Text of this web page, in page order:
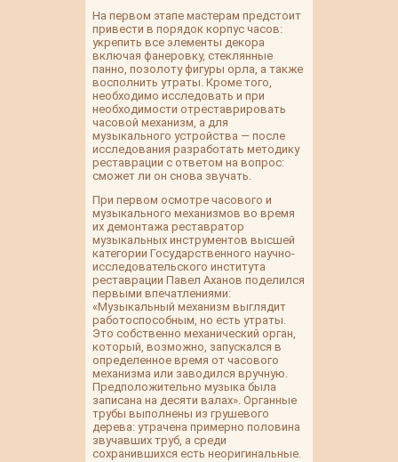
На первом этапе мастерам предстоит
привести в порядок корпус часов:
укрепить все элементы декора
включая фанеровку, стеклянные
панно, позолоту фигуры орла, а также
восполнить утраты. Кроме того,
необходимо исследовать и при
необходимости отреставрировать
часовой механизм, а для
музыкального устройства — после
исследования разработать методику
реставрации с ответом на вопрос:
сможет ли он снова звучать.
При первом осмотре часового и
музыкального механизмов во время
их демонтажа реставратор
музыкальных инструментов высшей
категории Государственного научно-
исследовательского института
реставрации Павел Аханов поделился
первыми впечатлениями:
«Музыкальный механизм выглядит
работоспособным, но есть утраты.
Это собственно механический орган,
который, возможно, запускался в
определенное время от часового
механизма или заводился вручную.
Предположительно музыка была
записана на десяти валах». Органные
трубы выполнены из грушевого
дерева: утрачена примерно половина
звучавших труб, а среди
сохранившихся есть неоригинальные.